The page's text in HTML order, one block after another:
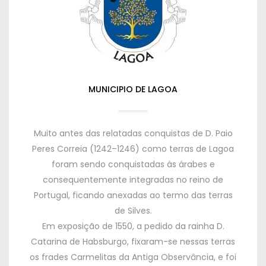
MUNICIPIO DE LAGOA
Muito antes das relatadas conquistas de D. Paio
Peres Correia (1242–1246) como terras de Lagoa
foram sendo conquistadas às árabes e
consequentemente integradas no reino de
Portugal, ficando anexadas ao termo das terras
de Silves.
Em exposição de 1550, a pedido da rainha D.
Catarina de Habsburgo, fixaram-se nessas terras
os frades Carmelitas da Antiga Observância, e foi